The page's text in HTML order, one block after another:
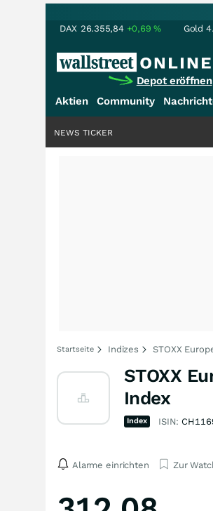
DAX 26.355,84 +0,69% Gold
Depot eröffnen
Aktien Community
NEWS TICKER
Startseite Indizes STOXX
STOXX
Index
Index ISIN:
Alarme einrichten Zur